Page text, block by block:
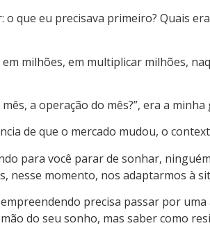
que eu precisava primeiro? Quais
milhões, em multiplicar milhões,
a operação do mês?”, era a
de que o mercado mudou, o
para você parar de sonhar,
nesse momento, nos adaptarmos à
precisa passar por
do seu sonho, mas saber como